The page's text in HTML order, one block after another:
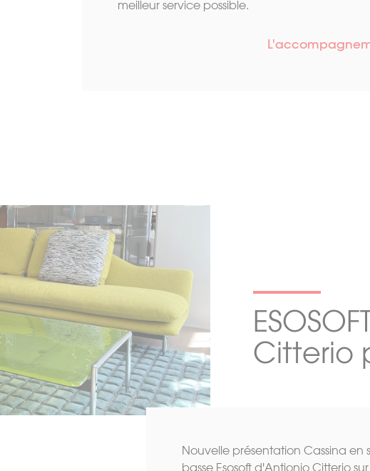
meilleur service possible.
Citterio
Nouvelle présentation Cassina